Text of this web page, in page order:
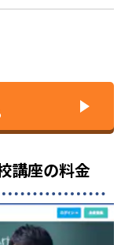
講座の料金